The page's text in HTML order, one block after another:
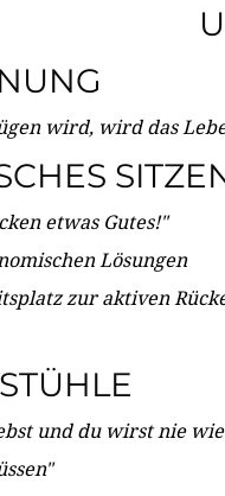
wird, wird das
etwas Gutes!"
Lösungen
zur aktiven
und du wirst nie